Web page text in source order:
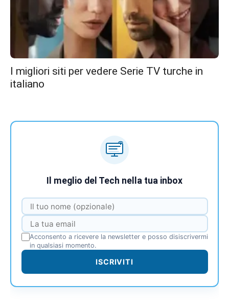
I migliori siti per vedere Serie TV turche in
italiano
Il meglio del Tech nella tua inbox
Acconsento a ricevere la newsletter e posso disiscrivermi
in qualsiasi momento.
ISCRIVITI